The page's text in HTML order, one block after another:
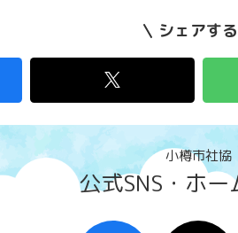
シェアする
小樽市社協
公式SNS・ホ